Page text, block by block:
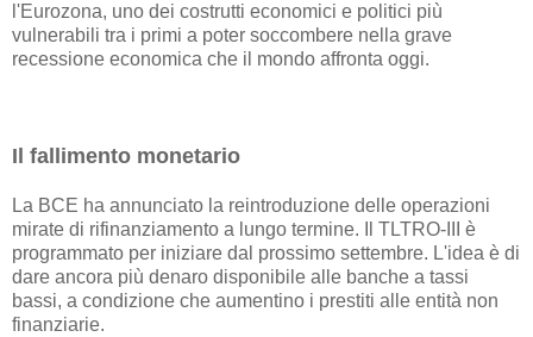
l'Eurozona, uno dei costrutti economici e politici più
vulnerabili tra i primi a poter soccombere nella grave
recessione economica che il mondo affronta oggi.
Il fallimento monetario
La BCE ha annunciato la reintroduzione delle operazioni
mirate di rifinanziamento a lungo termine. Il TLTRO-III è
programmato per iniziare dal prossimo settembre. L'idea è di
dare ancora più denaro disponibile alle banche a tassi
bassi, a condizione che aumentino i prestiti alle entità non
finanziarie.